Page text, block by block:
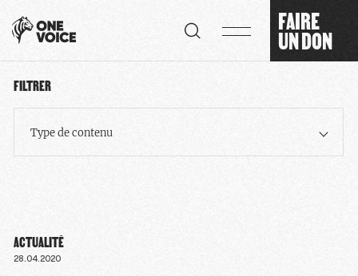
FAIRE
UN DON
FILTRER
Type de contenu
ACTUALITÉ
28.04.2020